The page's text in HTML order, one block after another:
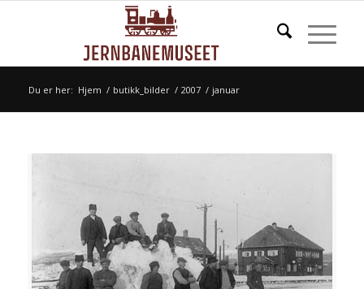
Du er her: Hjem / butikk_bilder / 2007 / januar